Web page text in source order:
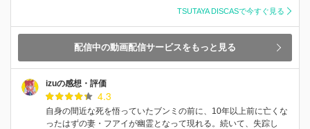
TSUTAYA DISCASで今すぐ見る
配信中の動画配信サービスをもっと見る
izuの感想・評価
4.3
自身の間近な死を悟っていたブンミの前に、10年以上前に亡くな
ったはずの妻・フアイが幽霊となって現れる。続いて、失踪し